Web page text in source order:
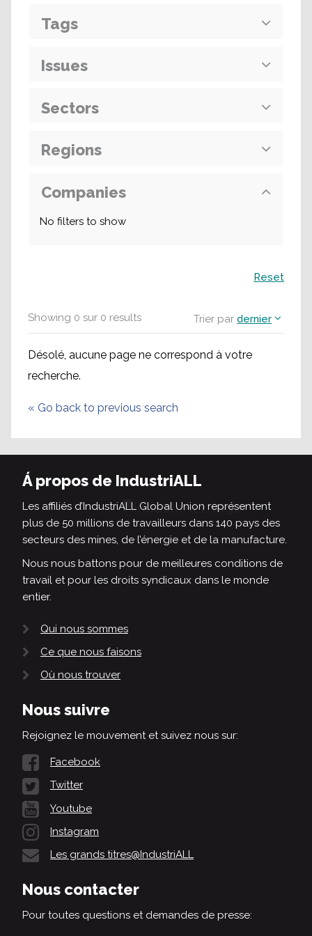
Showing 0 sur 0 results Trier par dernier
Désolé, aucune page ne correspond à votre
recherche.
« Go back to previous search
Tags
Issues
Sectors
Regions
Companies
No filters to show
Reset
Á propos de IndustriALL
Les affiliés d’IndustriALL Global Union représentent
plus de 50 millions de travailleurs dans 140 pays des
secteurs des mines, de l’énergie et de la manufacture.
Nous nous battons pour de meilleures conditions de
travail et pour les droits syndicaux dans le monde
entier.
Qui nous sommes
Ce que nous faisons
Où nous trouver
Nous suivre
Rejoignez le mouvement et suivez nous sur:
Facebook
Twitter
Youtube
Instagram
Les grands titres@IndustriALL
Nous contacter
Pour toutes questions et demandes de presse: